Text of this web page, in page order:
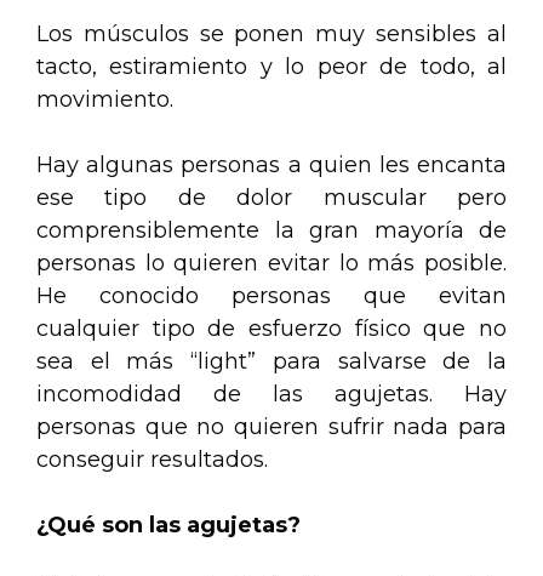
Los músculos se ponen muy sensibles al
tacto, estiramiento y lo peor de todo, al
movimiento.
Hay algunas personas a quien les encanta
ese tipo de dolor muscular pero
comprensiblemente la gran mayoría de
personas lo quieren evitar lo más posible.
He conocido personas que evitan
cualquier tipo de esfuerzo físico que no
sea el más “light” para salvarse de la
incomodidad de las agujetas. Hay
personas que no quieren sufrir nada para
conseguir resultados.
¿Qué son las agujetas?